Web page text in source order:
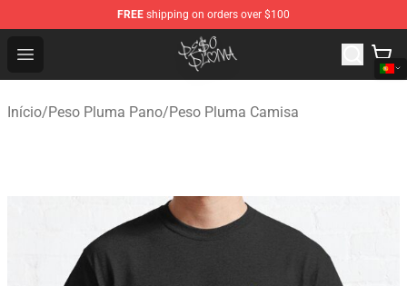
FREE shipping on orders over $100
Open menu
Peso Pluma Store - Official Peso Pluma Merchandise
Início/Peso Pluma Pano/Peso Pluma Camisa